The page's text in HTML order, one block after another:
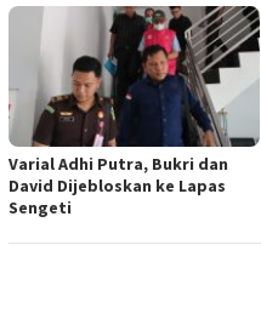
Varial Adhi Putra, Bukri dan
David Dijebloskan ke Lapas
Sengeti